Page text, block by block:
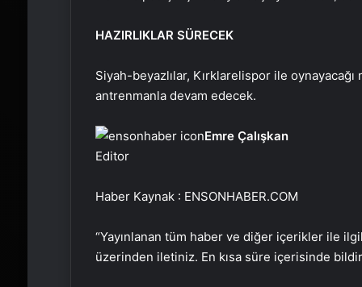
HAZIRLIKLAR SÜRECEK
Siyah-beyazlılar, Kırklarelispor ile oynayacağı
antrenmanla devam edecek.
Emre Çalışkan
Editor
Haber Kaynak : ENSONHABER.COM
“Yayınlanan tüm haber ve diğer içerikler ile
üzerinden iletiniz. En kısa süre içerisinde